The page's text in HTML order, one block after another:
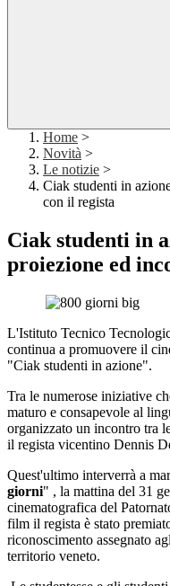
Home >
Novità >
Le notizie >
Ciak studenti in
con il regista
Ciak studenti in
proiezione ed
L'Istituto Tecnico
continua a promuovere il
"Ciak studenti in azione".
Tra le numerose iniziative
maturo e consapevole al
organizzato un incontro tra
il regista vicentino Dennis
Quest'ultimo interverrà a
giorni" , la mattina del 31
cinematografica del
film il regista è stato
riconoscimento assegnato
territorio veneto.